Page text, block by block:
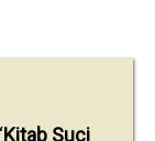
Kitab Suci